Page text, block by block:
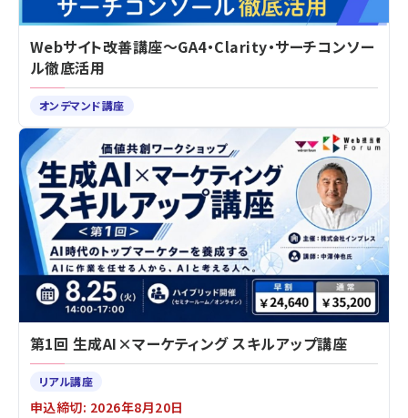
Webサイト改善講座～GA4・Clarity・サーチコンソー
ル徹底活用
オンデマンド講座
第1回 生成AI×マーケティング スキルアップ講座
リアル講座
申込締切: 2026年8月20日